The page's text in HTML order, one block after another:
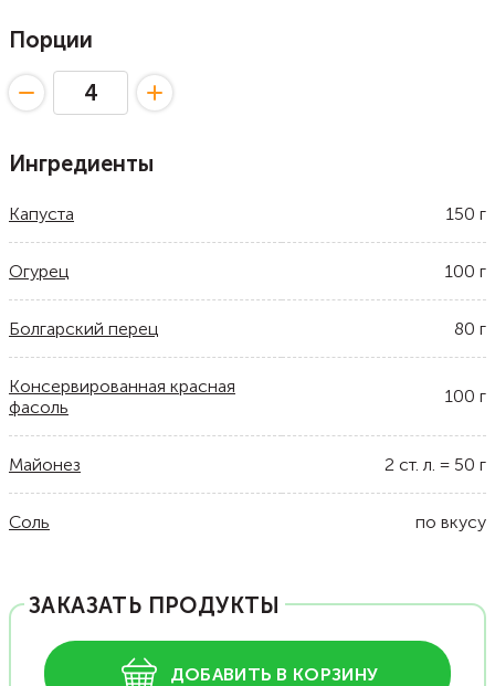
Порции
Ингредиенты
Капуста 150 г
Огурец 100 г
Болгарский перец 80 г
Консервированная красная
фасоль
100 г
Майонез 2 ст. л. = 50 г
Соль по вкусу
ЗАКАЗАТЬ ПРОДУКТЫ
ДОБАВИТЬ В КОРЗИНУ